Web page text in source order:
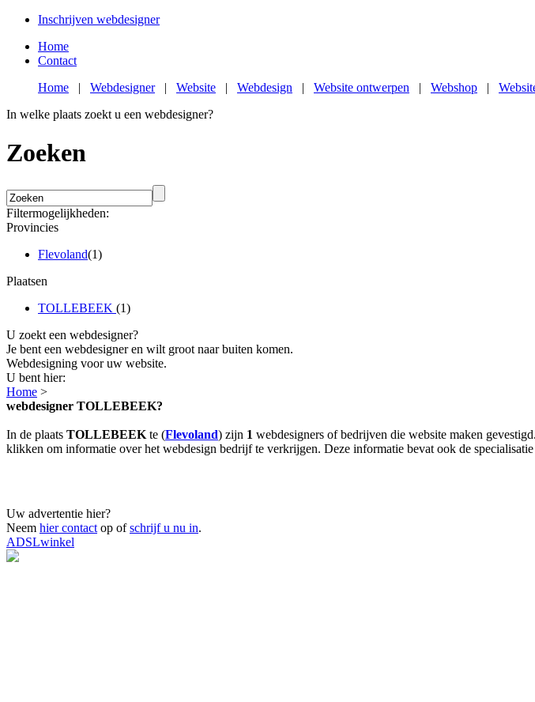
Inschrijven webdesigner
Home
Contact
Home | Webdesigner| Website | Webdesign | Website ontwerpen | Webshop |
In welke plaats zoekt u een webdesigner?
Zoeken
Filtermogelijkheden:
Provincies
Flevoland(1)
Plaatsen
TOLLEBEEK (1)
U zoekt een webdesigner?
Je bent een webdesigner en wilt groot naar buiten komen.
Webdesigning voor uw website.
U bent hier:
Home >
webdesigner TOLLEBEEK?
In de plaats TOLLEBEEK te (Flevoland) zijn 1 webdesigners of bedrijven die website maken
klikken om informatie over het webdesign bedrijf te verkrijgen. Deze informatie bevat ook de
Uw advertentie hier?
Neem hier contact op ofschrijf u nu in.
ADSLwinkel